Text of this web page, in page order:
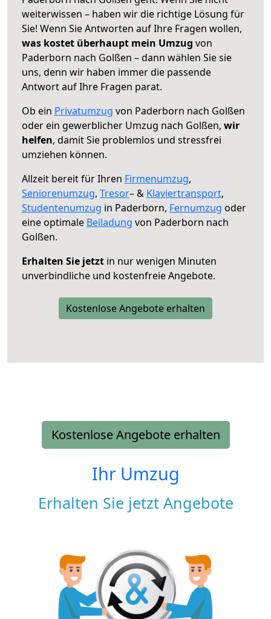
weiterwissen – haben wir die richtige Lösung für
Sie! Wenn Sie Antworten auf Ihre Fragen wollen,
was kostet überhaupt mein Umzug von
Paderborn nach Golßen – dann wählen Sie sie
uns, denn wir haben immer die passende
Antwort auf Ihre Fragen parat.
Ob ein Privatumzug von Paderborn nach Golßen
oder ein gewerblicher Umzug nach Golßen, wir
helfen, damit Sie problemlos und stressfrei
umziehen können.
Allzeit bereit für Ihren Firmenumzug,
Seniorenumzug, Tresor– & Klaviertransport,
Studentenumzug in Paderborn, Fernumzug oder
eine optimale Beiladung von Paderborn nach
Golßen.
Erhalten Sie jetzt in nur wenigen Minuten
unverbindliche und kostenfreie Angebote.
Kostenlose Angebote erhalten
Kostenlose Angebote erhalten
Ihr Umzug
Erhalten Sie jetzt Angebote